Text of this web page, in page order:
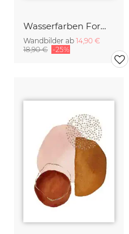
Wasserfarben Formen in Red 6
Wandbilder ab 14,90 €
18,90 € -25%